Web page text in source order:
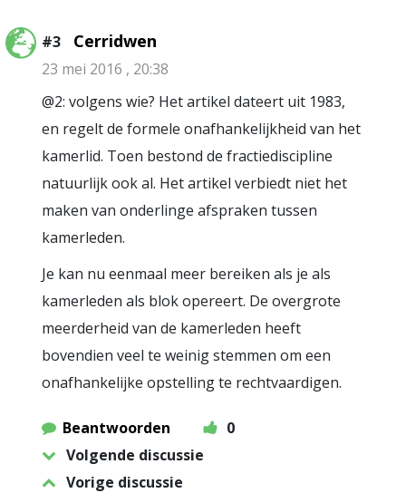
#3 Cerridwen
23 mei 2016 , 20:38
@2: volgens wie? Het artikel dateert uit 1983,
en regelt de formele onafhankelijkheid van het
kamerlid. Toen bestond de fractiediscipline
natuurlijk ook al. Het artikel verbiedt niet het
maken van onderlinge afspraken tussen
kamerleden.
Je kan nu eenmaal meer bereiken als je als
kamerleden als blok opereert. De overgrote
meerderheid van de kamerleden heeft
bovendien veel te weinig stemmen om een
onafhankelijke opstelling te rechtvaardigen.
Beantwoorden
0
Volgende discussie
Vorige discussie